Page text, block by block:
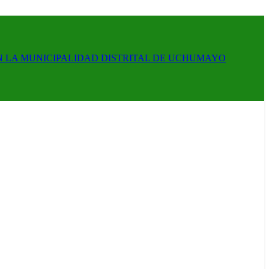
LA MUNICIPALIDAD DISTRITAL DE UCHUMAYO